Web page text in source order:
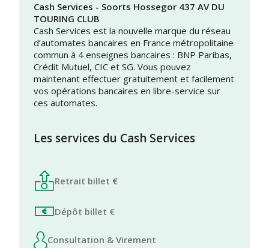
Cash Services - Soorts Hossegor 437 AV DU
TOURING CLUB
Cash Services est la nouvelle marque du réseau
d’automates bancaires en France métropolitaine
commun à 4 enseignes bancaires : BNP Paribas,
Crédit Mutuel, CIC et SG. Vous pouvez
maintenant effectuer gratuitement et facilement
vos opérations bancaires en libre-service sur
ces automates.
Les services du Cash Services
Retrait billet €
Dépôt billet €
Consultation & Virement